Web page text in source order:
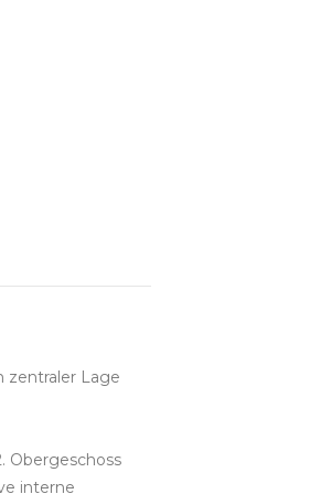
zentraler Lage
Obergeschoss
interne